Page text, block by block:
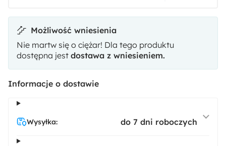
Możliwość wniesienia
Nie martw się o ciężar! Dla tego produktu
dostępna jest dostawa z wniesieniem.
Informacje o dostawie
Wysyłka: do 7 dni roboczych